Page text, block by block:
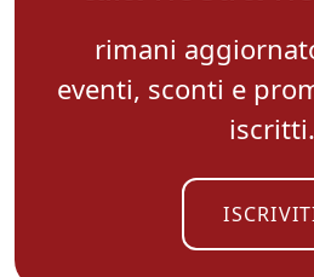
rimani
eventi, sconti e
iscritti.